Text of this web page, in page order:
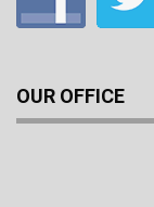
OUR OFFICE